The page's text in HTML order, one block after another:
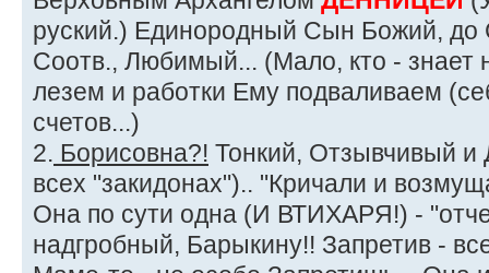
руский.) Единородный Сын Божий, до
Соотв., Любимый... (Мало, кто - знает
лезем и работки Ему подваливаем
счетов...)
2. Борисовна?! Тонкий, Отзывчивый
всех "закидонах").. "Кричали и
Она по сути одна (И ВТИХАРЯ!) -
надгробный, Барыкину!! Запретив -